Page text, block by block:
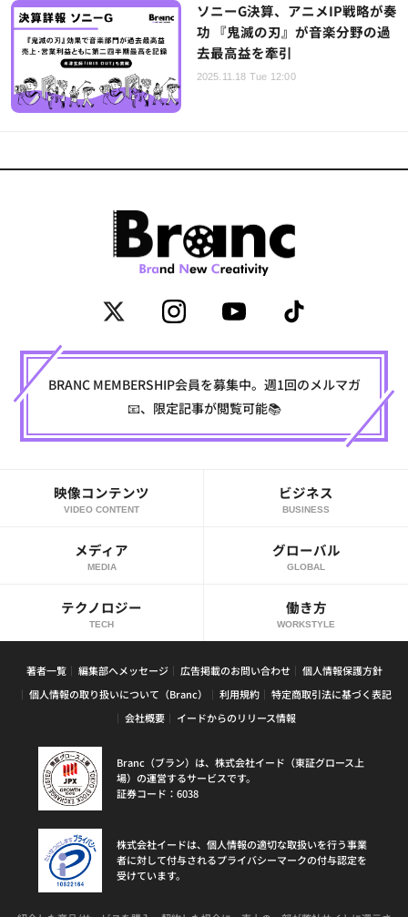
ソニーG決算、アニメIP戦略が奏
功 『鬼滅の刃』が音楽分野の過
去最高益を牽引
2025.11.18 Tue 12:00
BRANC MEMBERSHIP会員を募集中。週1回のメルマガ
📧、限定記事が閲覧可能📚
映像コンテンツ
VIDEO CONTENT
ビジネス
BUSINESS
メディア
MEDIA
グローバル
GLOBAL
テクノロジー
TECH
働き方
WORKSTYLE
著者一覧 編集部へメッセージ 広告掲載のお問い合わせ
個人情報保護方針
個人情報の取り扱いについて（Branc）
利用規約
特定商取引法に基づく表記
会社概要
イードからのリリース情報
Branc（ブラン）は、株式会社イード（東証グロース上
場）の運営するサービスです。
証券コード：6038
株式会社イードは、個人情報の適切な取扱いを行う事業
者に対して付与されるプライバシーマークの付与認定を
受けています。